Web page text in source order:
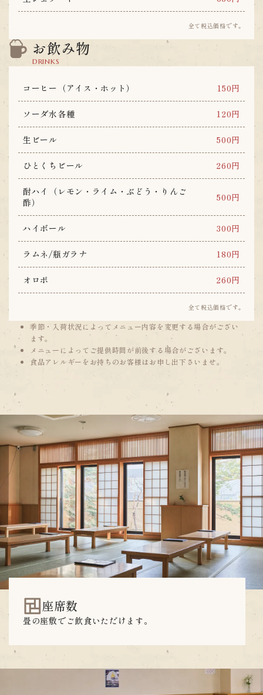
全て税込価格です。
お飲み物
DRINKS
コーヒー（アイス・ホット） 150円
ソーダ水各種 120円
生ビール 500円
ひとくちビール 260円
酎ハイ（レモン・ライム・ぶどう・りんご
酢）
500円
ハイボール 300円
ラムネ/瓶ガラナ 180円
オロポ 260円
全て税込価格です。
季節・入荷状況によってメニュー内容を変更する場合がござい
ます。
メニューによってご提供時間が前後する場合がございます。
食品アレルギーをお持ちのお客様はお申し出下さいませ。
座席数
畳の座敷でご飲食いただけます。